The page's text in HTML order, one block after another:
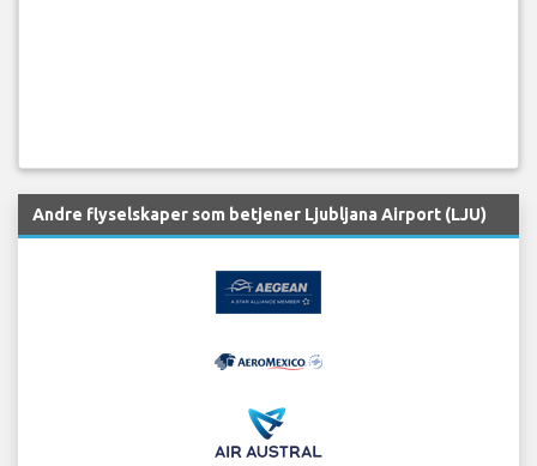
Andre flyselskaper som betjener Ljubljana Airport (LJU)